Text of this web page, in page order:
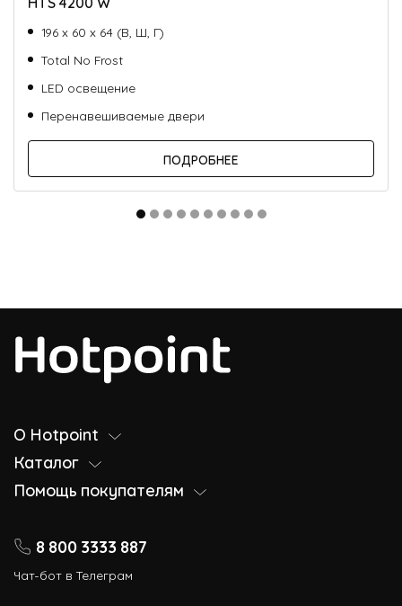
196 х 60 х 64 (В, Ш, Г)
Total No Frost
LED освещение
Перенавешиваемые двери
ПОДРОБНЕЕ
О Hotpoint
Каталог
Помощь покупателям
8 800 3333 887
Чат-бот в Телеграм